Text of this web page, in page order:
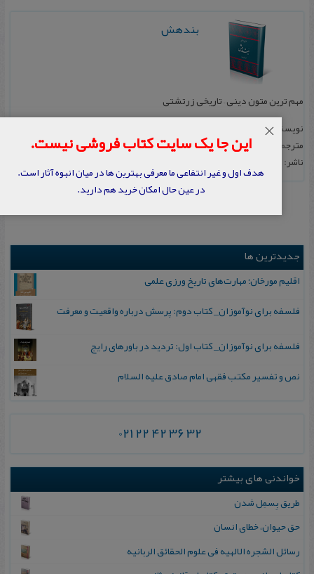
بندهش
مهم ترین متون دینی – تاریخی زرتشتی
نویسنده: فرنبغ دادگی
مترجم: مهرداد بهار
ناشر: توس
جدیدترین ها
اقلیم مورخان؛ مهارت‌های تاریخ ورزی علمی
فلسفه برای نوآموزان_ کتاب دوم: پرسش درباره واقعیت و معرفت
فلسفه برای نوآموزان_ کتاب اول: تردید در باورهای رایج
نص و تفسیر مکتب فقهی امام صادق علیه السلام
021 22 42 36 32
خواندنی های بیشتر
طریق بِسمِل شدن
حق حیوان، خطای انسان
رسائل‌ الشجره‌ الالهیه‌ فی‌ علوم‌ الحقائق‌ الربانیه‌
این جا یک سایت کتاب فروشی نیست.
هدف اول و غیر انتفاعی ما معرفی بهترین ها در میان انبوه آثار است.
در عین حال امکان خرید هم دارید.
×